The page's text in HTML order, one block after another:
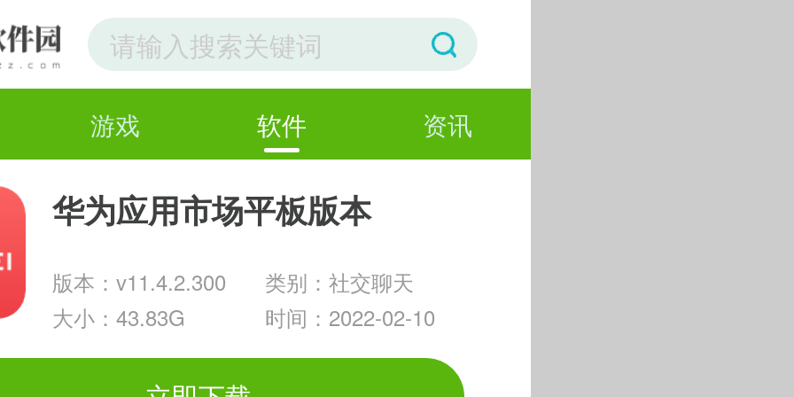
游戏 软件 资讯
华为应用市场平板版本
版本：v11.4.2.300
类别：社交聊天
大小：43.83G
时间：2022-02-10